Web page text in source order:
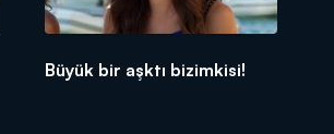
Büyük bir aşktı bizimkisi!